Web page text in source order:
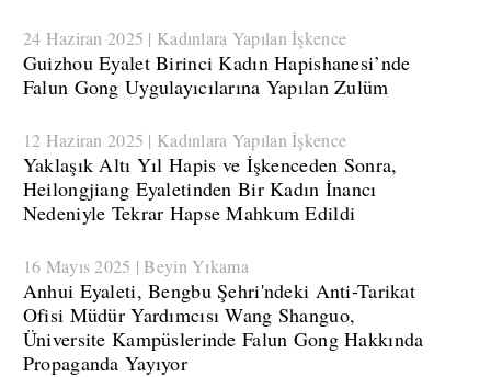
24 Haziran 2025 | Kadınlara Yapılan İşkence
​Guizhou Eyalet Birinci Kadın Hapishanesi’nde
Falun Gong Uygulayıcılarına Yapılan Zulüm
12 Haziran 2025 | Kadınlara Yapılan İşkence
Yaklaşık Altı Yıl Hapis ve İşkenceden Sonra,
Heilongjiang Eyaletinden Bir Kadın İnancı
Nedeniyle Tekrar Hapse Mahkum Edildi
16 Mayıs 2025 | Beyin Yıkama
​Anhui Eyaleti, Bengbu Şehri'ndeki Anti-Tarikat
Ofisi Müdür Yardımcısı Wang Shanguo,
Üniversite Kampüslerinde Falun Gong Hakkında
Propaganda Yayıyor